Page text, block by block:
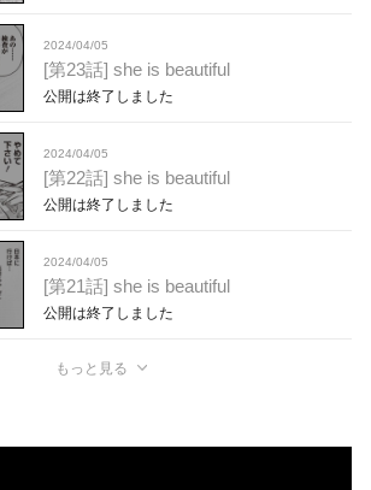
2024/04/05
[第23話] she is beautiful
公開は終了しました
2024/04/05
[第22話] she is beautiful
公開は終了しました
2024/04/05
[第21話] she is beautiful
公開は終了しました
もっと見る